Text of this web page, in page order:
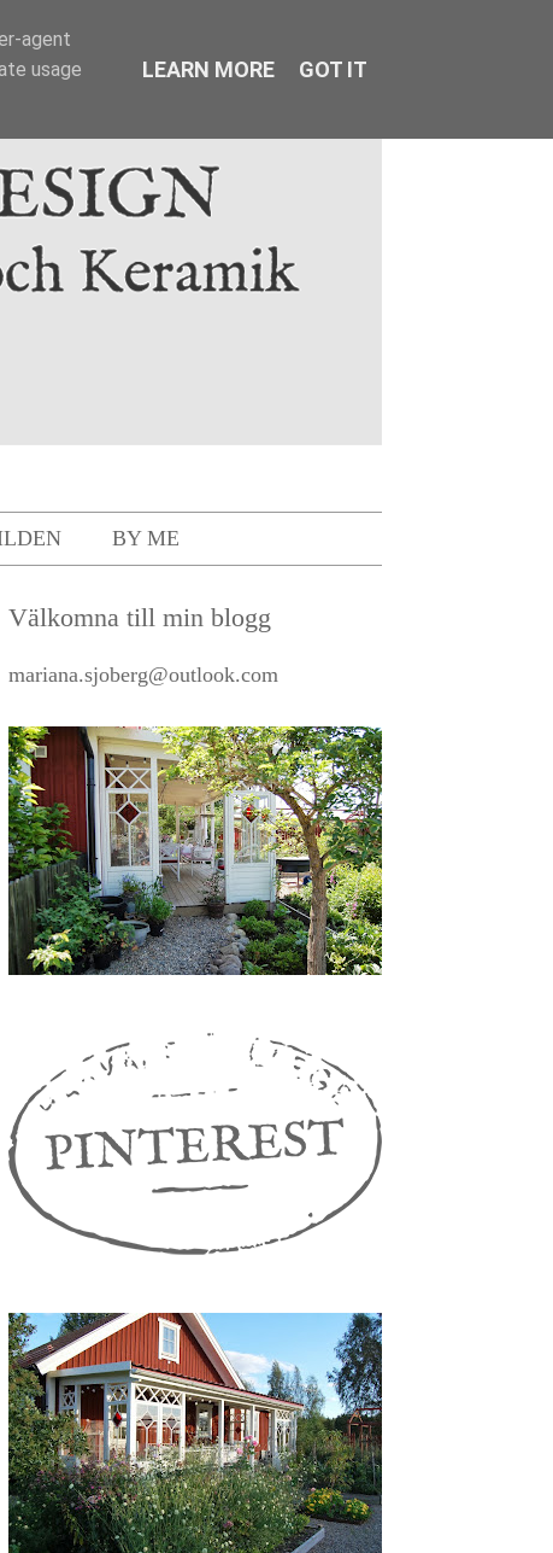
BY ME
Välkomna till min blogg
mariana.sjoberg@outlook.com
agent
usage
LEARN MORE GOT IT